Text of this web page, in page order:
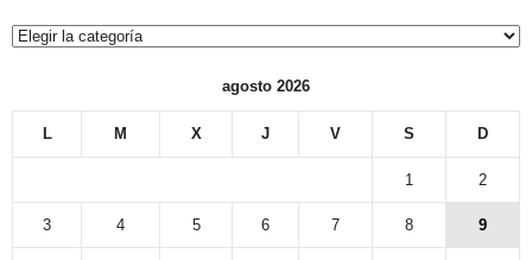
Categorías
agosto 2026
L M X J V S D
1 2
3 4 5 6 7 8 9